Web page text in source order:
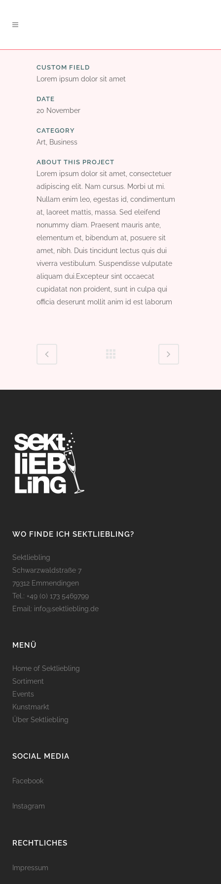
CUSTOM FIELD
Lorem ipsum dolor sit amet
DATE
20 November
CATEGORY
Art, Business
ABOUT THIS PROJECT
Lorem ipsum dolor sit amet, consectetuer
adipiscing elit. Nam cursus. Morbi ut mi.
Nullam enim leo, egestas id, condimentum
at, laoreet mattis, massa. Sed eleifend
nonummy diam. Praesent mauris ante,
elementum et, bibendum at, posuere sit
amet, nibh. Duis tincidunt lectus quis dui
viverra vestibulum. Suspendisse vulputate
aliquam dui.Excepteur sint occaecat
cupidatat non proident, sunt in culpa qui
officia deserunt mollit anim id est laborum
WO FINDE ICH SEKTLIEBLING?
Sektliebling
Schwarzwaldstraße 7
79312 Emmendingen
Tel.: +49 (0) 173 5469799
Email: info@sektliebling.de
MENÜ
Home of Sektliebling
Sortiment
Events
Kunstmarkt
Über Sektliebling
SOCIAL MEDIA
Facebook
Instagram
RECHTLICHES
Impressum